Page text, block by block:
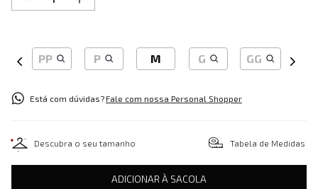
PP P M G GG
Está com dúvidas?Fale com nossa Personal Shopper
Descubra o seu tamanho Tabela de Medidas
ADICIONAR À SACOLA